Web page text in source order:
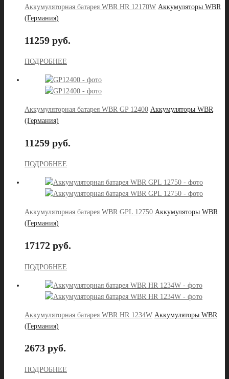
Аккумуляторная батарея WBR HR 12170W Аккумуляторы WBR
(Германия)
11259 руб.
ПОДРОБНЕЕ
Аккумуляторная батарея WBR GP 12400 Аккумуляторы WBR
(Германия)
11259 руб.
ПОДРОБНЕЕ
Аккумуляторная батарея WBR GPL 12750 Аккумуляторы WBR
(Германия)
17172 руб.
ПОДРОБНЕЕ
Аккумуляторная батарея WBR HR 1234W Аккумуляторы WBR
(Германия)
2673 руб.
ПОДРОБНЕЕ